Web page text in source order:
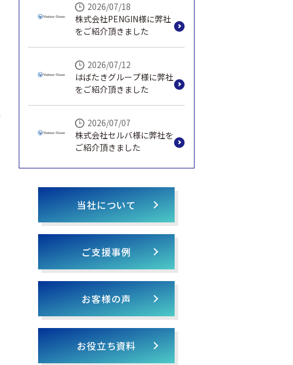
2026/07/18
株式会社PENGIN様に弊社
をご紹介頂きました
2026/07/12
はばたきグループ様に弊社
をご紹介頂きました
2026/07/07
株式会社セルバ様に弊社を
ご紹介頂きました
当社について
ご支援事例
お客様の声
お役立ち資料